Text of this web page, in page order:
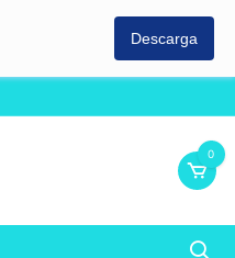
Descarga
0